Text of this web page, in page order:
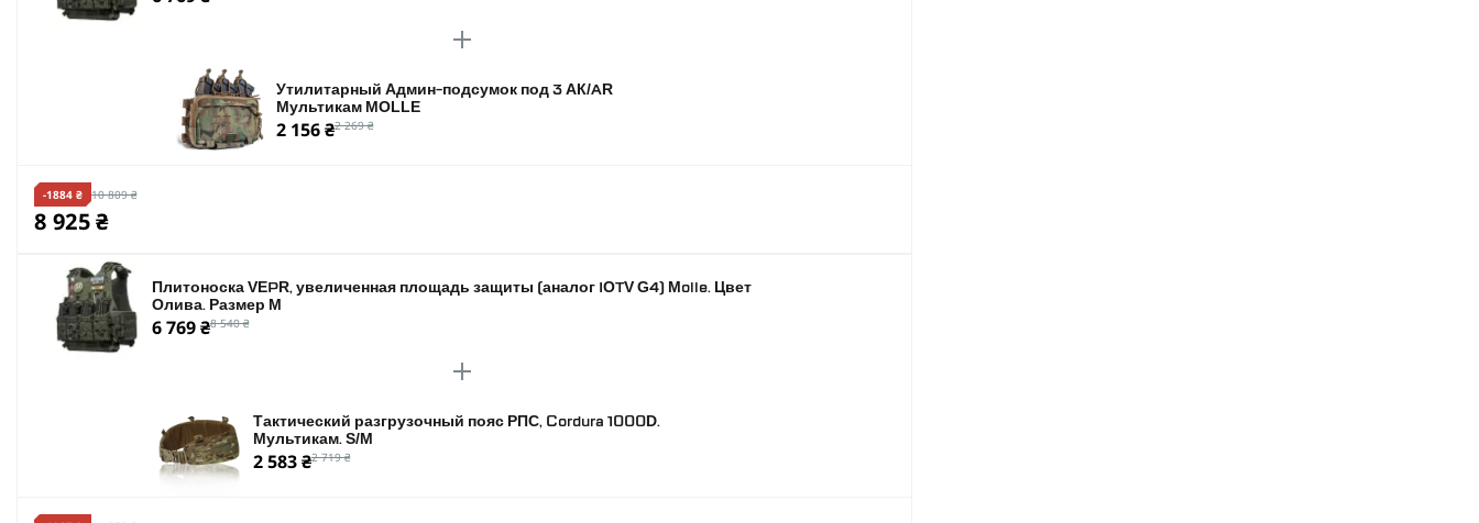
Цвета: мультикам, пиксель, койот, олива, чёрный.
Плитоноска VEPR — это твой шанс выйти из дичи целым и даже не слишком злым.
Утилитарный Админ-подсумок под 3 АК/AR
Мультикам MOLLE
2 156 ₴2 269 ₴
-1884 ₴ 10 809 ₴
8 925 ₴
Плитоноска VEPR, увеличенная площадь защиты (аналог IOTV G4) Molle. Цвет
Олива. Размер M
6 769 ₴8 540 ₴
Тактический разгрузочный пояс РПС, Cordura 1000D.
Мультикам. S/M
2 583 ₴2 719 ₴